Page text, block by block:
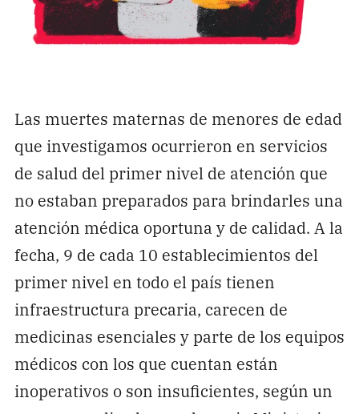
Las muertes maternas de menores de edad
que investigamos ocurrieron en servicios
de salud del primer nivel de atención que
no estaban preparados para brindarles una
atención médica oportuna y de calidad. A la
fecha, 9 de cada 10 establecimientos del
primer nivel en todo el país tienen
infraestructura precaria, carecen de
medicinas esenciales y parte de los equipos
médicos con los que cuentan están
inoperativos o son insuficientes, según un